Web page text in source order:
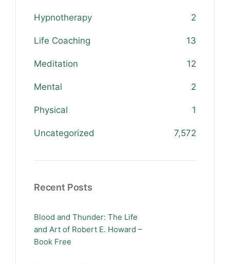
Hypnotherapy 2
Life Coaching 13
Meditation 12
Mental 2
Physical 1
Uncategorized 7,572
Recent Posts
Blood and Thunder: The Life
and Art of Robert E. Howard –
Book Free